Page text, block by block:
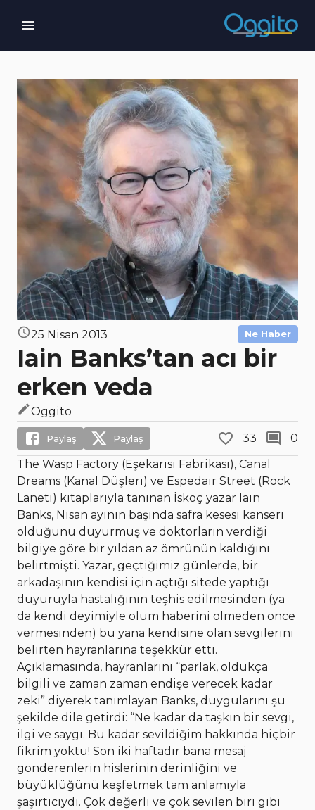
25 Nisan 2013 Ne Haber
Iain Banks’tan acı bir
erken veda
Oggito
Paylaş Paylaş 33
0
The Wasp Factory (Eşekarısı Fabrikası), Canal
Dreams (Kanal Düşleri) ve Espedair Street (Rock
Laneti) kitaplarıyla tanınan İskoç yazar Iain
Banks, Nisan ayının başında safra kesesi kanseri
olduğunu duyurmuş ve doktorların verdiği
bilgiye göre bir yıldan az ömrünün kaldığını
belirtmişti. Yazar, geçtiğimiz günlerde, bir
arkadaşının kendisi için açtığı sitede yaptığı
duyuruyla hastalığının teşhis edilmesinden (ya
da kendi deyimiyle ölüm haberini ölmeden önce
vermesinden) bu yana kendisine olan sevgilerini
belirten hayranlarına teşekkür etti.
Açıklamasında, hayranlarını “parlak, oldukça
bilgili ve zaman zaman endişe verecek kadar
zeki” diyerek tanımlayan Banks, duygularını şu
şekilde dile getirdi: “Ne kadar da taşkın bir sevgi,
ilgi ve saygı. Bu kadar sevildiğim hakkında hiçbir
fikrim yoktu! Son iki haftadır bana mesaj
gönderenlerin hislerinin derinliğini ve
büyüklüğünü keşfetmek tam anlamıyla
şaşırtıcıydı. Çok değerli ve çok sevilen biri gibi